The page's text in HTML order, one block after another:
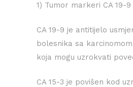
1) Tumor markeri CA 19-9
CA 19-9 je antitijelo
bolesnika sa
koja mogu uzrokvati
CA 15-3 je povišen kod